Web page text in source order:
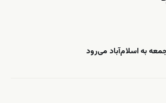
به اسلام‌آباد می‌رود